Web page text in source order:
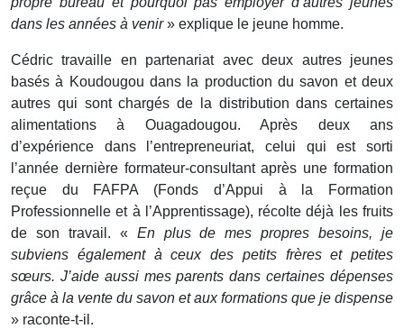
dans les années à venir» explique le jeune homme.
Cédric travaille en partenariat avec deux autres jeunes
basés à Koudougou dans la production du savon et deux
autres qui sont chargés de la distribution dans certaines
alimentations à Ouagadougou. Après deux ans
d’expérience dans l’entrepreneuriat, celui qui est sorti
l’année dernière formateur-consultant après une formation
reçue du FAFPA (Fonds d’Appui à la Formation
Professionnelle et à l’Apprentissage), récolte déjà les fruits
de son travail. « En plus de mes propres besoins, je
subviens également à ceux des petits frères et petites
sœurs. J’aide aussi mes parents dans certaines dépenses
grâce à la vente du savon et aux formations que je dispense
» raconte-t-il.